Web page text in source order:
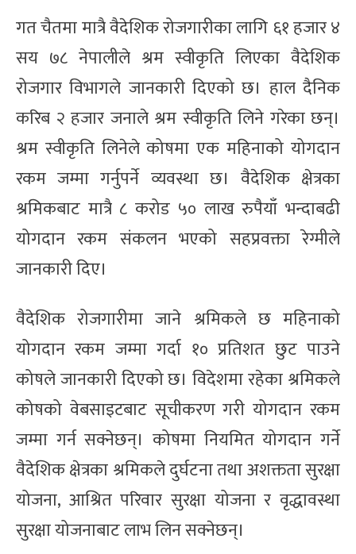
गत चैतमा मात्रै वैदेशिक रोजगारीका लागि ६१ हजार ४
सय ७८ नेपालीले श्रम स्वीकृति लिएका वैदेशिक
रोजगार विभागले जानकारी दिएको छ। हाल दैनिक
करिब २ हजार जनाले श्रम स्वीकृति लिने गरेका छन्।
श्रम स्वीकृति लिनेले कोषमा एक महिनाको योगदान
रकम जम्मा गर्नुपर्ने व्यवस्था छ। वैदेशिक क्षेत्रका
श्रमिकबाट मात्रै ८ करोड ५० लाख रुपैयाँ भन्दाबढी
योगदान रकम संकलन भएको सहप्रवक्ता रेग्मीले
जानकारी दिए।
वैदेशिक रोजगारीमा जाने श्रमिकले छ महिनाको
योगदान रकम जम्मा गर्दा १० प्रतिशत छुट पाउने
कोषले जानकारी दिएको छ। विदेशमा रहेका श्रमिकले
कोषको वेबसाइटबाट सूचीकरण गरी योगदान रकम
जम्मा गर्न सक्नेछन्। कोषमा नियमित योगदान गर्ने
वैदेशिक क्षेत्रका श्रमिकले दुर्घटना तथा अशक्तता सुरक्षा
योजना, आश्रित परिवार सुरक्षा योजना र वृद्धावस्था
सुरक्षा योजनाबाट लाभ लिन सक्नेछन्।